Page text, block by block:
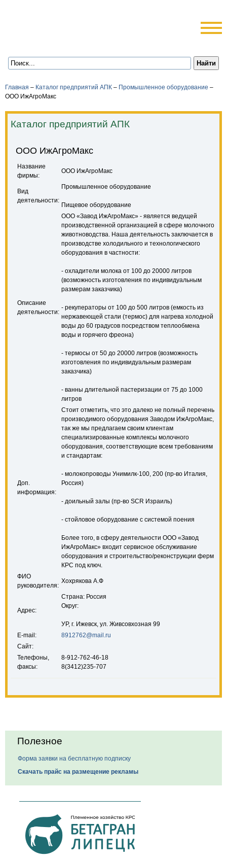
Главная – Каталог предприятий АПК – Промышленное оборудование –
ООО ИжАгроМакс
Каталог предприятий АПК
ООО ИжАгроМакс
Название
фирмы:
ООО ИжАгроМакс
Вид
деятельности:
Промышленное оборудование
Пищевое оборудование
Описание
деятельности:
ООО «Завод ИжАгроМакс» - является ведущей
производственной организацией в сфере молочного
животноводства. Наша деятельность заключается в
производстве холодильного и технологического
оборудования в частности:
- охладители молока от 100 до 20000 литров
(возможность изготовления по индивидуальным
размерам заказчика)
- рекуператоры от 100 до 500 литров (емкость из
нержавеющей стали (термос) для нагрева холодной
воды до 60 градусов посредством теплообмена
воды и горячего фреона)
- термосы от 50 до 20000 литров (возможность
изготовления по индивидуальным размерам
заказчика)
- ванны длительной пастеризации от 75 до 1000
литров
Доп.
информация:
Стоит отметить, что это далеко не полный перечень
производимого оборудования Заводом ИжАгроМакс,
так же мы предлагаем своим клиентам
специализированные комплексы молочного
оборудования, соответствующие всем требованиям
и стандартам:
- молокопроводы Унимилк-100, 200 (пр-во Италия,
Россия)
- доильный залы (пр-во SCR Израиль)
- стойловое оборудование с системой поения
Более того, в сферу деятельности ООО «Завод
ИжАгроМакс» входит сервисное обслуживание
оборудования и строительство/реконструкции ферм
КРС под ключ.
ФИО
руководителя:
Хохрякова А.Ф
Адрес:
Страна: Россия
Округ:
УР, г. Ижевск, ул. Живсовхозная 99
E-mail:
8912762@mail.ru
Сайт:
Телефоны,
факсы:
8-912-762-46-18
8(3412)235-707
Полезное
Форма заявки на бесплатную подписку
Скачать прайс на размещение рекламы